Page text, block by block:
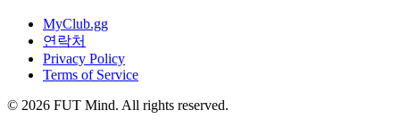
MyClub.gg
연락처
Privacy Policy
Terms of Service
© 2026 FUT Mind. All rights reserved.